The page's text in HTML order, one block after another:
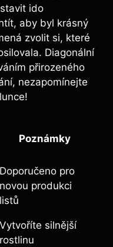
ido
aby byl krásný
zvolit si, které
Diagonální
přirozeného
nezapomínejte
Poznámky
Doporučeno pro
novou produkci
listů
Vytvoříte silnější
rostlinu